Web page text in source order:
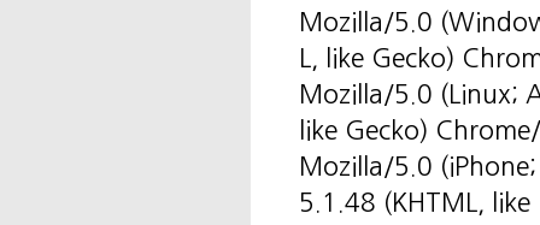
Mozilla/5.0
L, like Gecko)
Mozilla/5.0 (Linux;
like Gecko)
Mozilla/5.0
5.1.48 (KHTML,